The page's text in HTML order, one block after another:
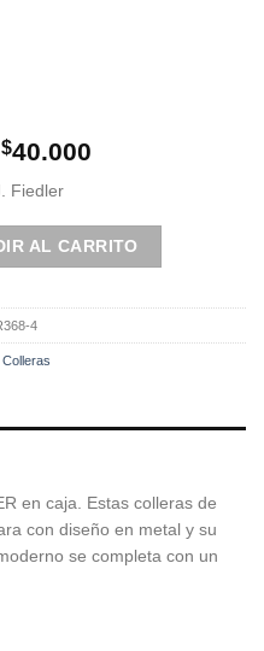
El
original
era:
$50.000.
$40.000
es:
$40.000.
Fiedler
AL CARRITO
4
Colleras
en caja. Estas colleras de
con diseño en metal y su
se completa con un